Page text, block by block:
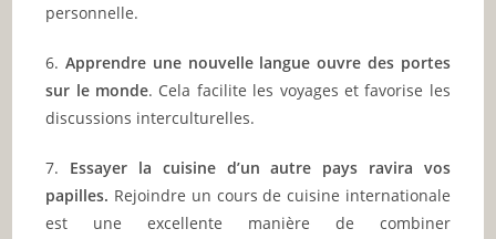
personnelle.
6.Apprendre une nouvelle langue ouvre des portes
sur le monde. Cela facilite les voyages et favorise les
discussions interculturelles.
7. Essayer la cuisine d’un autre pays ravira vos
papilles. Rejoindre un cours de cuisine internationale
est une excellente manière de combiner